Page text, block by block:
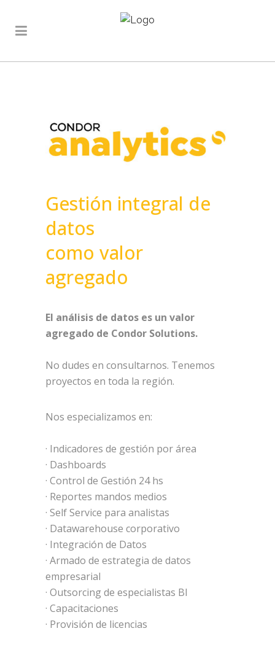
Gestión integral de
datos
como valor
agregado
El análisis de datos es un valor
agregado de Condor Solutions.
No dudes en consultarnos. Tenemos
proyectos en toda la región.
Nos especializamos en:
· Indicadores de gestión por área
· Dashboards
· Control de Gestión 24 hs
· Reportes mandos medios
· Self Service para analistas
· Datawarehouse corporativo
· Integración de Datos
· Armado de estrategia de datos
empresarial
· Outsorcing de especialistas BI
· Capacitaciones
· Provisión de licencias